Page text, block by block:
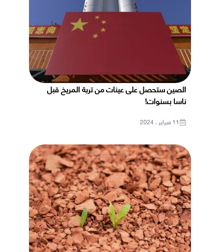
الصين ستحصل على عينات من تربة المريخ قبل
ناسا بسنوات!
11 فبراير ، 2024